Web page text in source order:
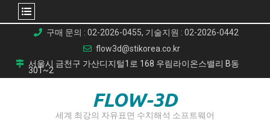
content
구매 문의 : 02-2026-0455, 기술지원 : 02-2026-0442
flow3d@stikorea.co.kr
서울시 금천구 가산디지털1로 168 우림라이온스밸리 B동
301~2
FLOW-3D
세계 최강의 자유표면 수치해석 소프트웨어